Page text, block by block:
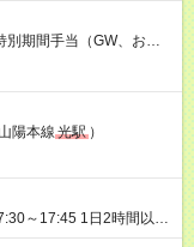
期間手当（GW、お
200円 【試用期
月 雇用形態、給与は本
陽本線 光駅 ）
～17:45 1日2時間以